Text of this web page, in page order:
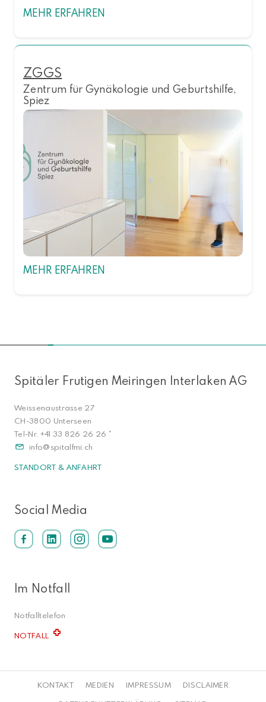
MEHR ERFAHREN
ZGGS
Zentrum für Gynäkologie und Geburtshilfe,
Spiez
MEHR ERFAHREN
Spitäler Frutigen Meiringen Interlaken AG
Weissenaustrasse 27
CH-3800 Unterseen
Tel-Nr. +41 33 826 26 26 *
info
spitalfmi.ch
STANDORT & ANFAHRT
Social Media
Im Notfall
Notfalltelefon
NOTFALL
KONTAKT MEDIEN IMPRESSUM
DISCLAIMER